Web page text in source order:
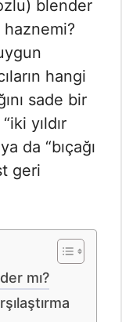
blender
hangi
sade bir
yıldır
da “bıçağı
geri
mı?